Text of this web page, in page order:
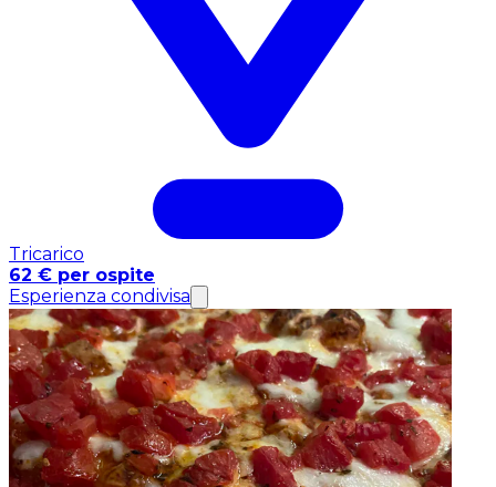
Tricarico
62 € per ospite
Esperienza condivisa